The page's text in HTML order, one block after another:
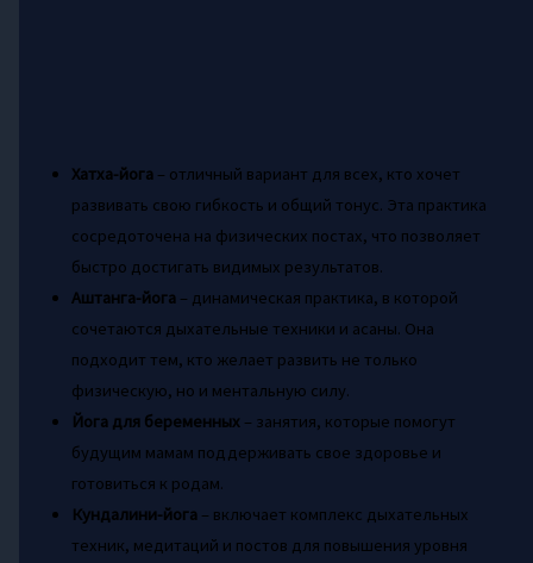
Хатха-йога– отличный вариант для всех, кто хочет
развивать свою гибкость и общий тонус. Эта практика
сосредоточена на физических постах, что позволяет
быстро достигать видимых результатов.
Аштанга-йога– динамическая практика, в которой
сочетаются дыхательные техники и асаны. Она
подходит тем, кто желает развить не только
физическую, но и ментальную силу.
Йога для беременных– занятия, которые помогут
будущим мамам поддерживать свое здоровье и
готовиться к родам.
Кундалини-йога– включает комплекс дыхательных
техник, медитаций и постов для повышения уровня